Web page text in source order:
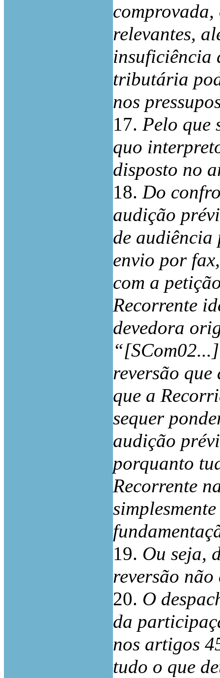
comprovada,
relevantes,
insuficiência
tributária
nos
17.Pelo que
quo
disposto no
18.Do
audição
de audiência
envio por
com a
Recorrente
devedora
reversão que
que a
sequer
audição
porquanto
Recorrente
19. Ou seja,
reversão
20. O
da
nos artigos
tudo o que